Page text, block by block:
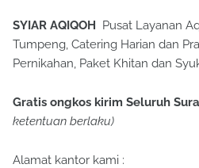
SYIAR AQIQOH Pusat Layanan
Tumpeng, Catering Harian dan
Pernikahan, Paket Khitan dan
Gratis ongkos kirim Seluruh
ketentuan berlaku)
Alamat kantor kami :